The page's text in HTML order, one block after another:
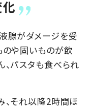
腺がダメージを受
のや固いものが飲
、パスタも食べられ
、それ以降2時間ほ